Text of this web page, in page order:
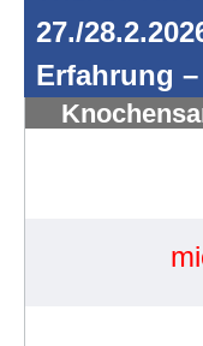
27./
Erfahrung